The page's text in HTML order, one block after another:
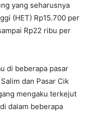
yang seharusnya
(HET) Rp15.700 per
Rp22 ribu per
di beberapa pasar
dan Pasar Cik
mengaku terkejut
dalam beberapa